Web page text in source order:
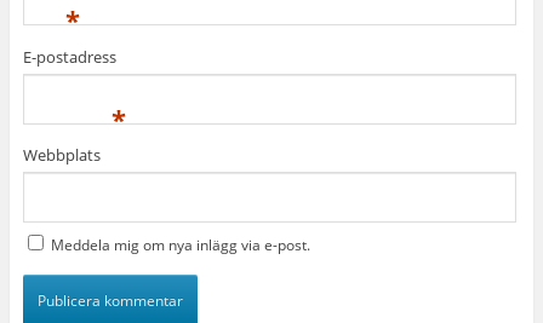
*
E-postadress
*
Webbplats
Meddela mig om nya inlägg via e-post.